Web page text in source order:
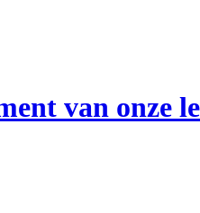
van onze